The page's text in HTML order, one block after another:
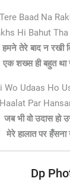
Baad Na
Hi Bahut
हमने तेरे बाद न रखी
एक शख्स ही बहुत था
Wo Udaas Ho
Par
जब भी वो उदास हो
मेरे हालात पर
Dp